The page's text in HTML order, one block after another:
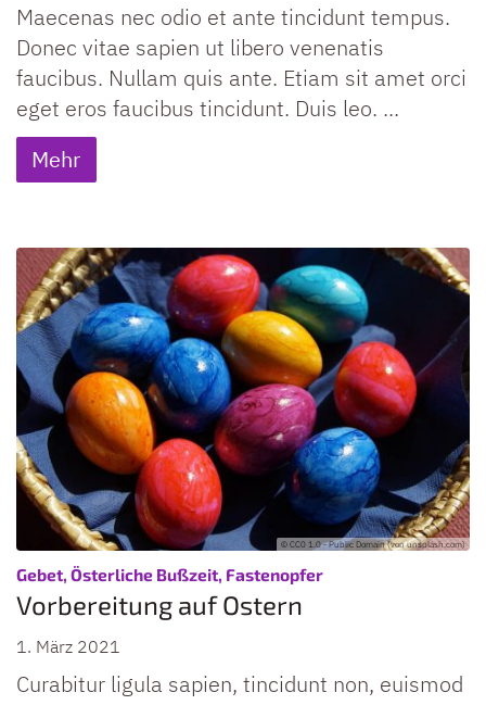
Maecenas nec odio et ante tincidunt tempus.
Donec vitae sapien ut libero venenatis
faucibus. Nullam quis ante. Etiam sit amet orci
eget eros faucibus tincidunt. Duis leo. ...
Mehr
© CC0 1.0 - Public Domain (von unsplash.com)
Gebet, Österliche Bußzeit, Fastenopfer:
Vorbereitung auf Ostern
1. März 2021
Curabitur ligula sapien, tincidunt non, euismod